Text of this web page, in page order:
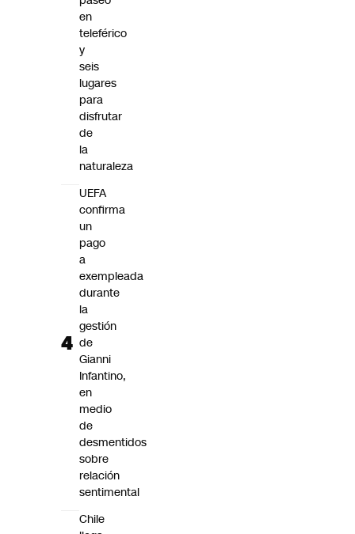
en
teleférico
y
seis
lugares
para
disfrutar
de
la
naturaleza
UEFA
confirma
un
pago
a
exempleada
durante
la
gestión
de
Gianni
Infantino,
en
medio
de
desmentidos
sobre
relación
sentimental
Chile